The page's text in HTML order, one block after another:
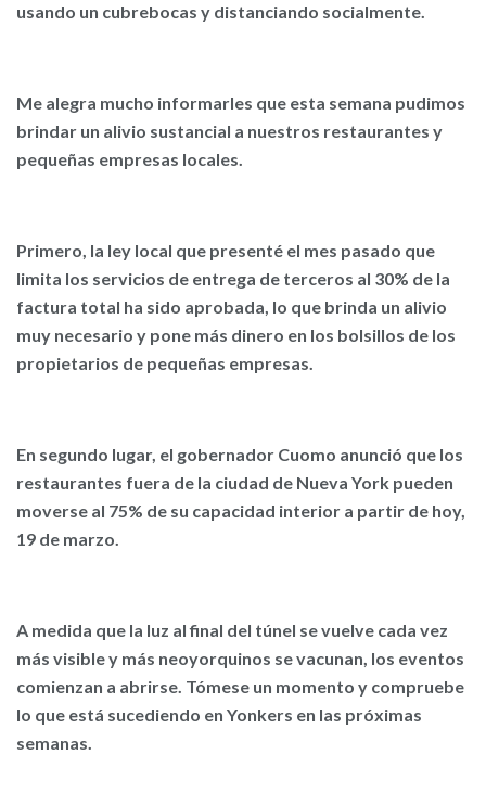
usando un cubrebocas y distanciando socialmente.
Me alegra mucho informarles que esta semana pudimos
brindar un alivio sustancial a nuestros restaurantes y
pequeñas empresas locales.
Primero, la ley local que presenté el mes pasado que
limita los servicios de entrega de terceros al 30% de la
factura total ha sido aprobada, lo que brinda un alivio
muy necesario y pone más dinero en los bolsillos de los
propietarios de pequeñas empresas.
En segundo lugar, el gobernador Cuomo anunció que los
restaurantes fuera de la ciudad de Nueva York pueden
moverse al 75% de su capacidad interior a partir de hoy,
19 de marzo.
A medida que la luz al final del túnel se vuelve cada vez
más visible y más neoyorquinos se vacunan, los eventos
comienzan a abrirse. Tómese un momento y compruebe
lo que está sucediendo en Yonkers en las próximas
semanas.